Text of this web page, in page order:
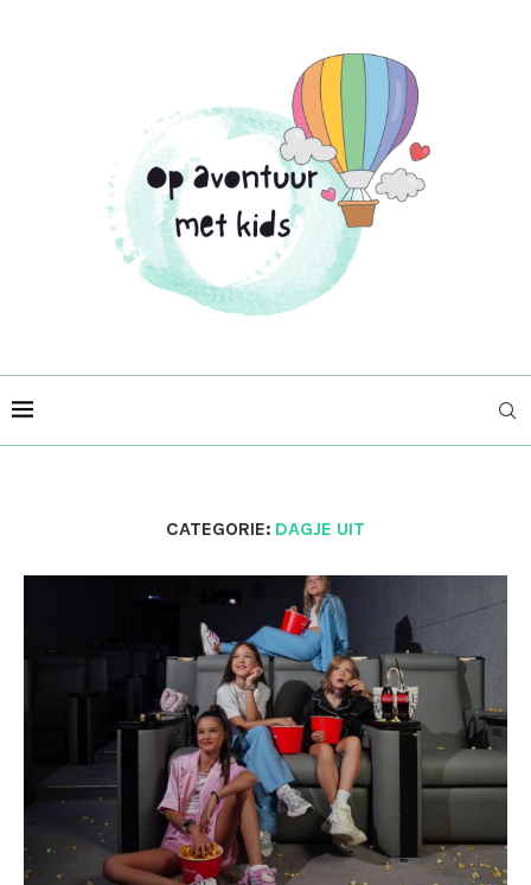
CATEGORIE: DAGJE UIT